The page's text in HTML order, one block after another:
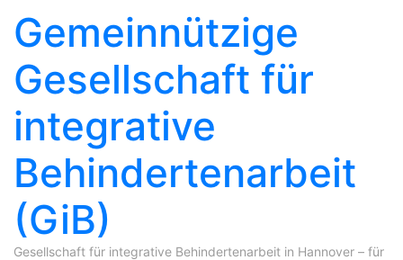
Gemeinnützige
Gesellschaft für
integrative
Behindertenarbeit
(GiB)
Gesellschaft für integrative Behindertenarbeit in Hannover – für